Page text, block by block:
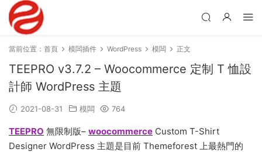
當前位置： 首頁 模闆插件 WordPress 模闆 正文
TEEPRO v3.7.2 – Woocommerce 定制 T 恤設
計師 WordPress 主題
2021-08-31 模闆 764
TEEPRO 無限制版– woocommerce Custom T-Shirt
Designer WordPress 主題是目前 Themeforest 上最熱門的